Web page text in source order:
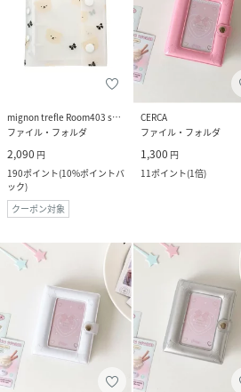
mignon trefle Room403 selected
ファイル・フォルダ
2,090 円
190ポイント(10%ポイントバ
ック)
クーポン対象
CERCA
ファイル・フォルダ
1,300 円
11ポイント(1倍)